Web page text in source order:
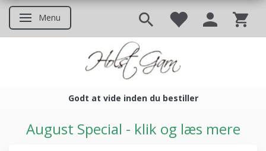
Skifte navigation
Menu
Godt at vide inden du bestiller
August Special - klik og læs mere